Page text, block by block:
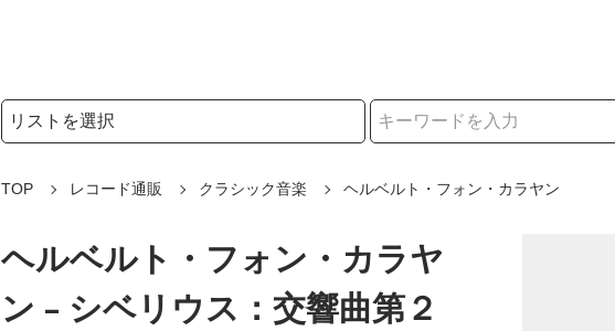
検索リストの選択
TOP レコード通販 クラシック音楽 ヘルベルト・フォン・カラヤン
ヘルベルト・フォン・カラヤ
ン - シベリウス：交響曲第２